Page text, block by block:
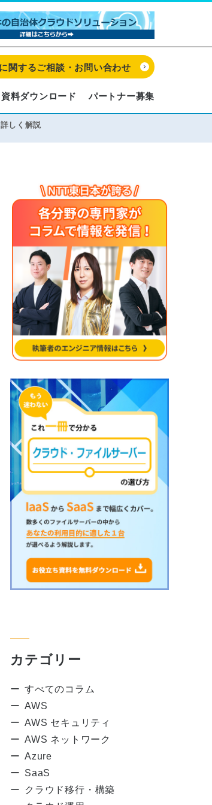
資料ダウンロード パートナー募集
関するご相談・お問い合わせ
しく解説
カテゴリー
すべてのコラム
AWS
AWS セキュリティ
AWS ネットワーク
Azure
SaaS
クラウド移行・構築